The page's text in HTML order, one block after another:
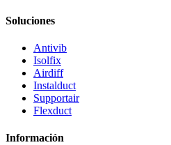
Soluciones
Antivib
Isolfix
Airdiff
Instalduct
Supportair
Flexduct
Información